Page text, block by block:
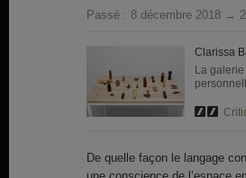
Passé : 8 décembre 2018 →
Clarissa
La
De quelle façon le langage